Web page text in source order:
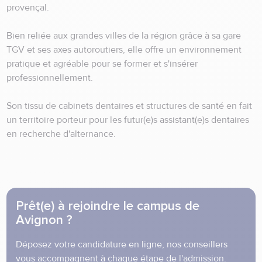
provençal.
Bien reliée aux grandes villes de la région grâce à sa gare
TGV et ses axes autoroutiers, elle offre un environnement
pratique et agréable pour se former et s'insérer
professionnellement.
Son tissu de cabinets dentaires et structures de santé en fait
un territoire porteur pour les futur(e)s assistant(e)s dentaires
en recherche d'alternance.
Prêt(e) à rejoindre le campus de
Avignon ?
Déposez votre candidature en ligne, nos conseillers
vous accompagnent à chaque étape de l'admission.